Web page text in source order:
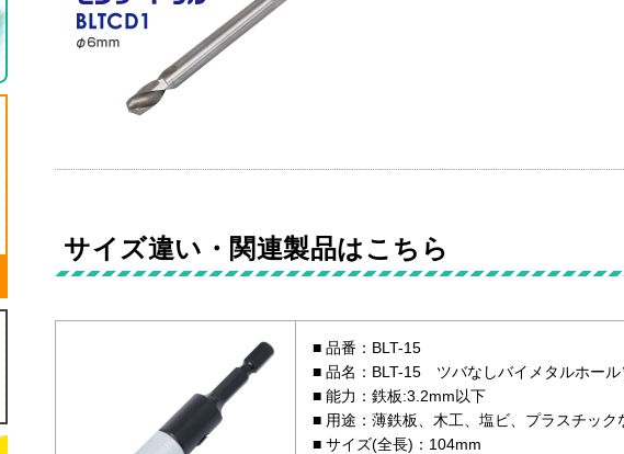
サイズ違い・関連製品はこちら
品番：BLT-15
品名：BLT-15 ツバなしバイメタルホー
能力：鉄板:3.2mm以下
用途：薄鉄板、木工、塩ビ、プラスチック
サイズ(全長)：104mm